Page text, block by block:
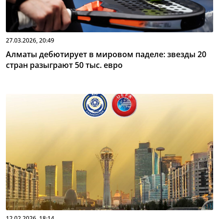
27.03.2026, 20:49
Алматы дебютирует в мировом паделе: звезды 20
стран разыграют 50 тыс. евро